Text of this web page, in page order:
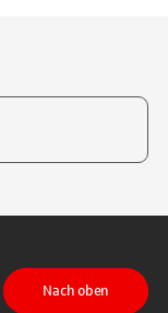
Nach oben